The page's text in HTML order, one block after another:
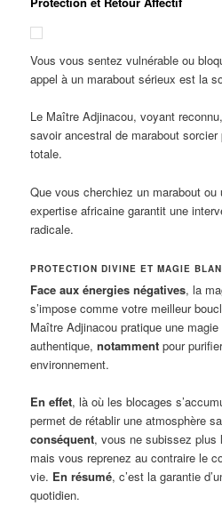
Vous vous sentez vulnérable ou
appel à un marabout sérieux est la
Le Maître Adjinacou, voyant
savoir ancestral de marabout
totale.
Que vous cherchiez un marabout
expertise africaine garantit une
radicale.
PROTECTION DIVINE ET MAGIE
Face aux énergies négatives, la
s’impose comme votre meilleur
Maître Adjinacou pratique une
authentique,notamment pour
environnement.
En effet, là où les blocages
permet de rétablir une atmosphère
conséquent, vous ne subissez
mais vous reprenez au contraire le
vie. En résumé, c’est la garantie
quotidien.